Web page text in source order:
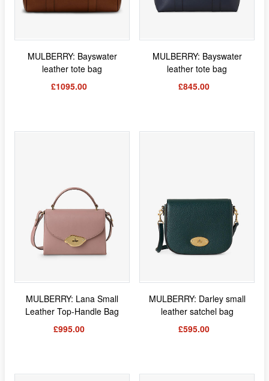
MULBERRY: Bayswater
leather tote bag
£1095.00
MULBERRY: Bayswater
leather tote bag
£845.00
MULBERRY: Lana Small
Leather Top-Handle Bag
£995.00
MULBERRY: Darley small
leather satchel bag
£595.00